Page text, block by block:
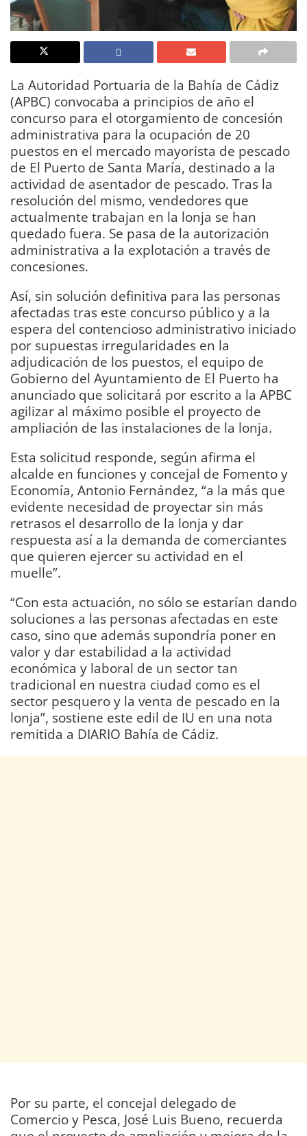
La Autoridad Portuaria de la Bahía de Cádiz
(APBC) convocaba a principios de año el
concurso para el otorgamiento de concesión
administrativa para la ocupación de 20
puestos en el mercado mayorista de pescado
de El Puerto de Santa María, destinado a la
actividad de asentador de pescado. Tras la
resolución del mismo, vendedores que
actualmente trabajan en la lonja se han
quedado fuera. Se pasa de la autorización
administrativa a la explotación a través de
concesiones.
Así, sin solución definitiva para las personas
afectadas tras este concurso público y a la
espera del contencioso administrativo iniciado
por supuestas irregularidades en la
adjudicación de los puestos, el equipo de
Gobierno del Ayuntamiento de El Puerto ha
anunciado que solicitará por escrito a la APBC
agilizar al máximo posible el proyecto de
ampliación de las instalaciones de la lonja.
Esta solicitud responde, según afirma el
alcalde en funciones y concejal de Fomento y
Economía, Antonio Fernández, “a la más que
evidente necesidad de proyectar sin más
retrasos el desarrollo de la lonja y dar
respuesta así a la demanda de comerciantes
que quieren ejercer su actividad en el
muelle”.
“Con esta actuación, no sólo se estarían dando
soluciones a las personas afectadas en este
caso, sino que además supondría poner en
valor y dar estabilidad a la actividad
económica y laboral de un sector tan
tradicional en nuestra ciudad como es el
sector pesquero y la venta de pescado en la
lonja”, sostiene este edil de IU en una nota
remitida a DIARIO Bahía de Cádiz.
Por su parte, el concejal delegado de
Comercio y Pesca, José Luis Bueno, recuerda